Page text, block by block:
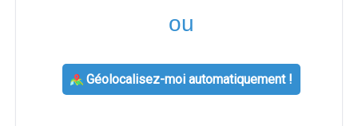
ou
Géolocalisez-moi automatiquement !